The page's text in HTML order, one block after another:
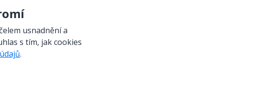
kódem
usnadnění a
s tím, jak cookies
.